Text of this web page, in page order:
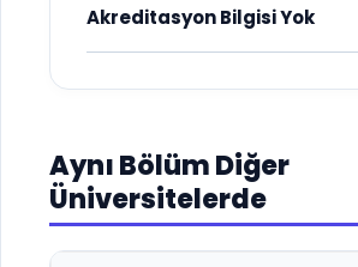
Akreditasyon Bilgisi Yok
Aynı Bölüm Diğer
Üniversitelerde